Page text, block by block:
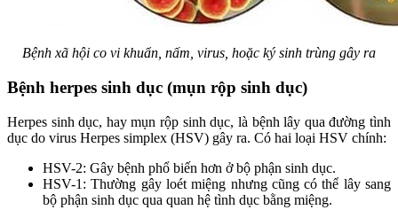
Bệnh xã hội co vi khuẩn, nấm, virus, hoặc ký sinh trùng gây ra
Bệnh herpes sinh dục (mụn rộp sinh dục)
Herpes sinh dục, hay mụn rộp sinh dục, là bệnh lây qua đường tình
dục do virus Herpes simplex (HSV) gây ra. Có hai loại HSV chính:
HSV-2: Gây bệnh phổ biến hơn ở bộ phận sinh dục.
HSV-1: Thường gây loét miệng nhưng cũng có thể lây sang
bộ phận sinh dục qua quan hệ tình dục bằng miệng.